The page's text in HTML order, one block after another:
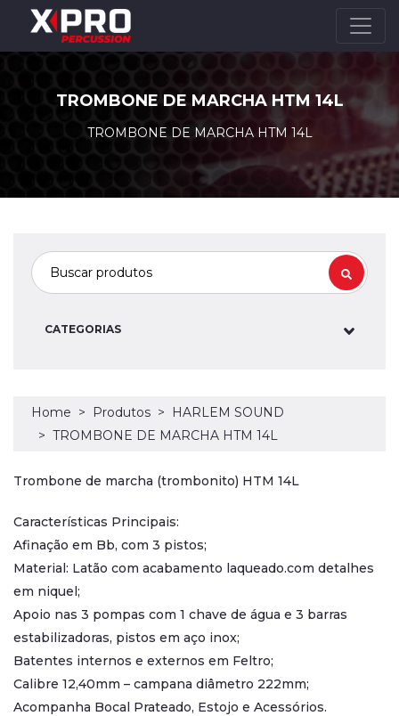
TROMBONE DE MARCHA HTM 14L
TROMBONE DE MARCHA HTM 14L
CATEGORIAS
Home Produtos
HARLEM SOUND
TROMBONE DE MARCHA HTM 14L
Trombone de marcha (trombonito) HTM 14L
Características Principais:
Afinação em Bb, com 3 pistos;
Material: Latão com acabamento laqueado.com detalhes
em niquel;
Apoio nas 3 pompas com 1 chave de água e 3 barras
estabilizadoras, pistos em aço inox;
Batentes internos e externos em Feltro;
Calibre 12,40mm – campana diâmetro 222mm;
Acompanha Bocal Prateado, Estojo e Acessórios.